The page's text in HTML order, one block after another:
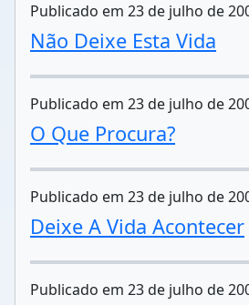
Publicado em 23 de julho de
Não Deixe Esta Vida
Publicado em 23 de julho de
O Que Procura?
Publicado em 23 de julho de
Deixe A Vida Acontecer
Publicado em 23 de julho de